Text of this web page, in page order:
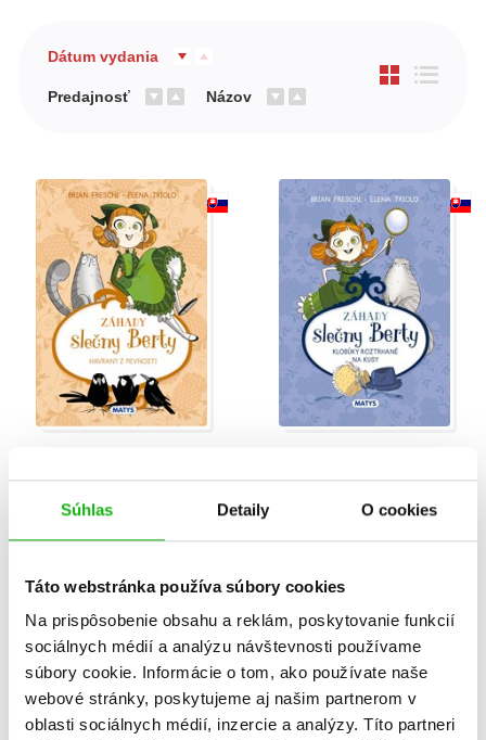
Súhlas Detaily O cookies
Táto webstránka používa súbory cookies
Na prispôsobenie obsahu a reklám, poskytovanie funkcií
sociálnych médií a analýzu návštevnosti používame
súbory cookie. Informácie o tom, ako používate naše
webové stránky, poskytujeme aj našim partnerom v
oblasti sociálnych médií, inzercie a analýzy. Títo partneri
Dátum vydania
Predajnosť Názov
Havrany z pevnosti
Brian Freschi
Klobúky roztrhané na
kusy
Brian Freschi